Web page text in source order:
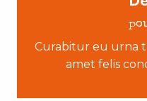
Curabitur eu urna
amet felis